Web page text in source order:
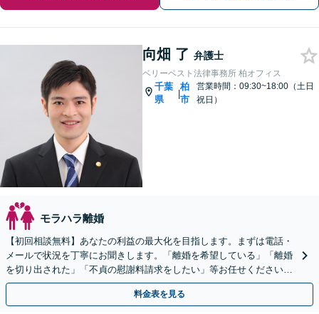
向畑 了 弁護士
ベリーベスト法律事務所 柏オフィス
千葉
県
|
柏
市
営業時間：09:30~18:00（土日
祝日）
モラハラ離婚
【初回相談無料】あなたの利益の最大化を目指します。まずは電話・
メールで状況を丁寧にお聞きします。「離婚を希望している」「離婚
を切り出された」「不貞の慰謝料請求をしたい」等お任せください。
【リーズナブルな料金設定】
料金表を見る